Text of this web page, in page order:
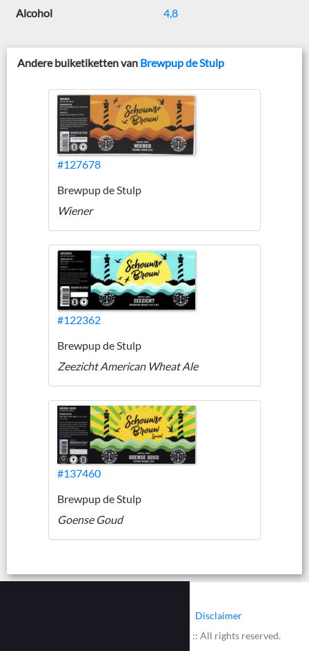
Alcohol 4,8
Andere buiketiketten van Brewpup de Stulp
#127678
Brewpup de Stulp
Wiener
#122362
Brewpup de Stulp
Zeezicht American Wheat Ale
#137460
Brewpup de Stulp
Goense Goud
Disclaimer
© 2002 - 2026 :: www.bieretiketten.nl :: All rights reserved.